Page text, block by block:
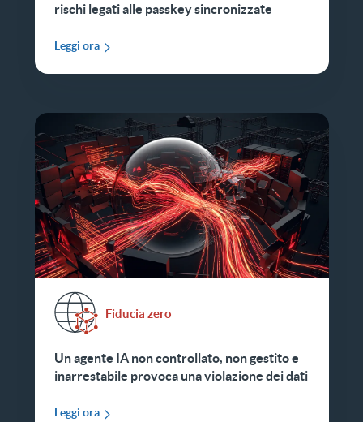
rischi legati alle passkey sincronizzate
Leggi ora
Fiducia zero
Un agente IA non controllato, non gestito e
inarrestabile provoca una violazione dei dati
Leggi ora